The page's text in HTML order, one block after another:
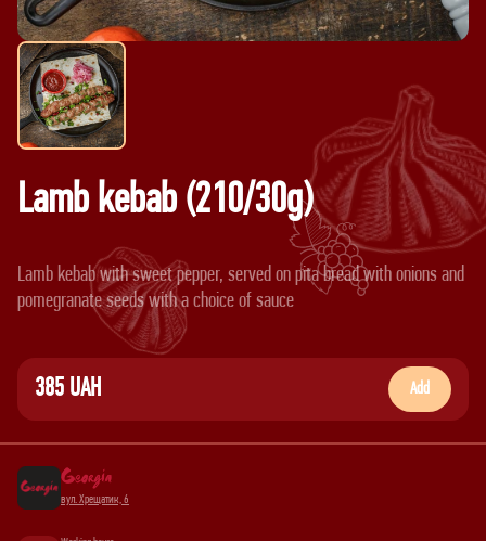
Lamb kebab (210/30g)
Lamb kebab with sweet pepper, served on pita bread with onions and
385 UAH Add
вул. Хрещатик, 6